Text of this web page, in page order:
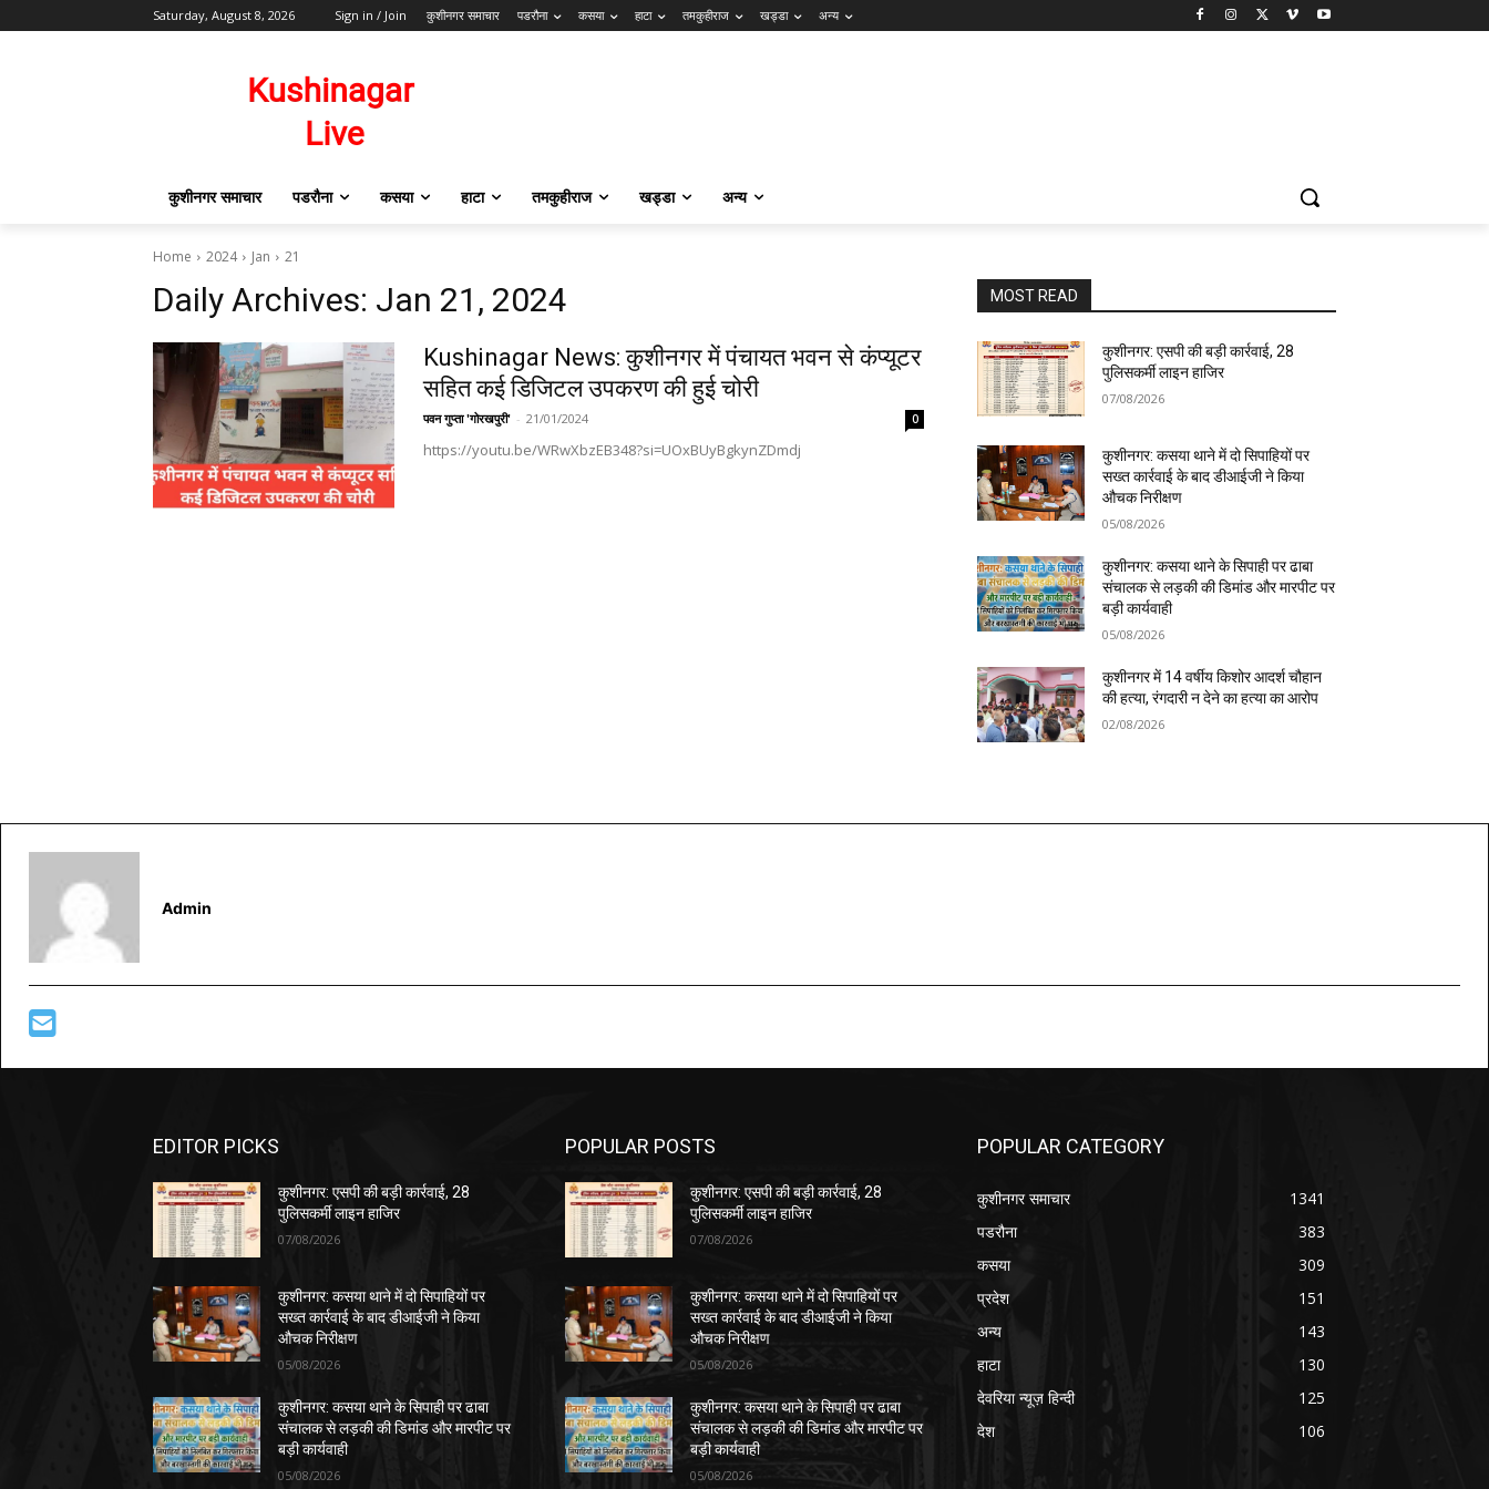
Saturday, August 8, 2026 Sign in / Join कुशीनगर समाचार पडरौना कसया हाटा तमकुहीराज खड्डा अन्य
कुशीनगर समाचार पडरौना कसया हाटा तमकुहीराज खड्डा अन्य
Home 2024 Jan 21
Daily Archives: Jan 21, 2024
Kushinagar News: कुशीनगर में पंचायत भवन से कंप्यूटर
सहित कई डिजिटल उपकरण की हुई चोरी
पवन गुप्ता 'गोरखपुरी' - 21/01/2024 0
https://youtu.be/WRwXbzEB348?si=UOxBUyBgkynZDmdj
MOST READ
कुशीनगर: एसपी की बड़ी कार्रवाई, 28
पुलिसकर्मी लाइन हाजिर
07/08/2026
कुशीनगर: कसया थाने में दो सिपाहियों पर
सख्त कार्रवाई के बाद डीआईजी ने किया
औचक निरीक्षण
05/08/2026
कुशीनगर: कसया थाने के सिपाही पर ढाबा
संचालक से लड़की की डिमांड और मारपीट पर
बड़ी कार्यवाही
05/08/2026
कुशीनगर में 14 वर्षीय किशोर आदर्श चौहान
की हत्या, रंगदारी न देने का हत्या का आरोप
02/08/2026
Admin
EDITOR PICKS
कुशीनगर: एसपी की बड़ी कार्रवाई, 28
पुलिसकर्मी लाइन हाजिर
07/08/2026
कुशीनगर: कसया थाने में दो सिपाहियों पर
सख्त कार्रवाई के बाद डीआईजी ने किया
औचक निरीक्षण
05/08/2026
कुशीनगर: कसया थाने के सिपाही पर ढाबा
संचालक से लड़की की डिमांड और मारपीट पर
बड़ी कार्यवाही
05/08/2026
POPULAR POSTS
कुशीनगर: एसपी की बड़ी कार्रवाई, 28
पुलिसकर्मी लाइन हाजिर
07/08/2026
कुशीनगर: कसया थाने में दो सिपाहियों पर
सख्त कार्रवाई के बाद डीआईजी ने किया
औचक निरीक्षण
05/08/2026
कुशीनगर: कसया थाने के सिपाही पर ढाबा
संचालक से लड़की की डिमांड और मारपीट पर
बड़ी कार्यवाही
05/08/2026
POPULAR CATEGORY
कुशीनगर समाचार
1341
पडरौना
383
कसया
309
प्रदेश
151
अन्य
143
हाटा
130
देवरिया न्यूज़ हिन्दी
125
देश
106